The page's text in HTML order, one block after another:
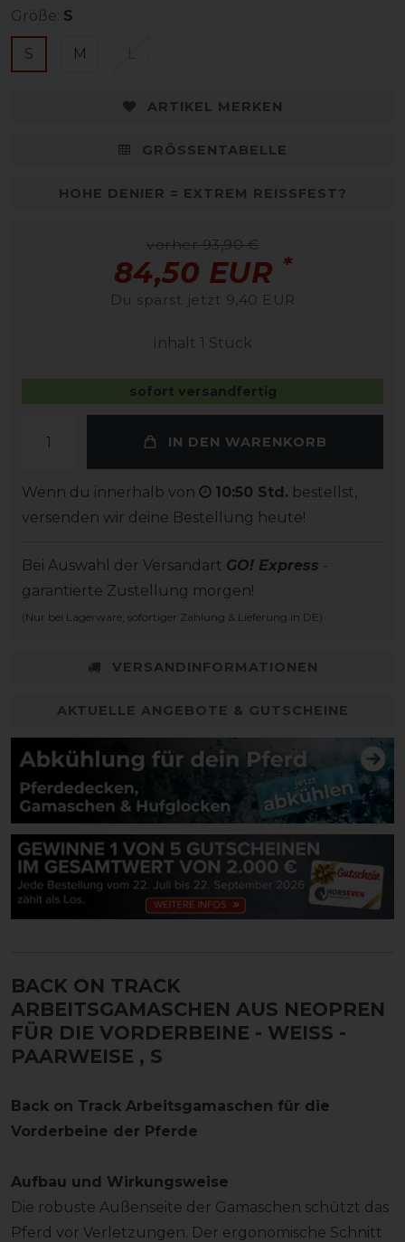
Größe: S
S M
ARTIKEL MERKEN
GRÖSSENTABELLE
HOHE DENIER = EXTREM REISSFEST?
vorher 93,90 €
84,50 EUR *
Du sparst jetzt 9,40 EUR
Inhalt 1 Stück
sofort versandfertig
IN DEN WARENKORB
Wenn du innerhalb von 10:50 Std. bestellst,
versenden wir deine Bestellung heute!
Bei Auswahl der Versandart GO! Express -
garantierte Zustellung morgen!
(Nur bei Lagerware, sofortiger Zahlung & Lieferung in DE)
VERSANDINFORMATIONEN
AKTUELLE ANGEBOTE & GUTSCHEINE
BACK ON TRACK
ARBEITSGAMASCHEN AUS NEOPREN
FÜR DIE VORDERBEINE - WEISS - P
AARWEISE
, S
Back on Track Arbeitsgamaschen für die
Vorderbeine der Pferde
Aufbau und Wirkungsweise
Die robuste Außenseite der Gamaschen schützt das
Pferd vor Verletzungen. Der ergonomische Schnitt